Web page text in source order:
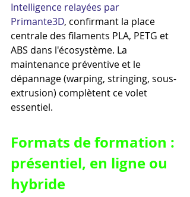
Intelligence relayées par
Primante3D, confirmant la place
centrale des filaments PLA, PETG et
ABS dans l'écosystème. La
maintenance préventive et le
dépannage (warping, stringing, sous-
extrusion) complètent ce volet
essentiel.
Formats de formation :
présentiel, en ligne ou
hybride